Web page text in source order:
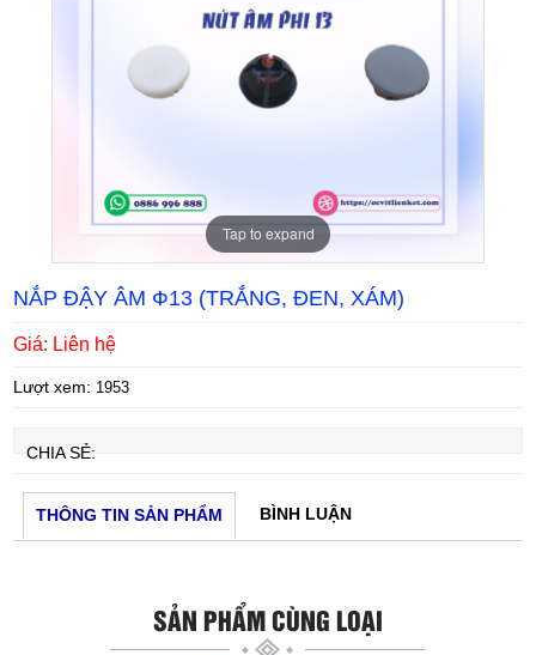
Tap to expand
NẮP ĐẬY ÂM Ф13 (TRẮNG, ĐEN, XÁM)
Giá: Liên hệ
Lượt xem: 1953
CHIA SẺ:
THÔNG TIN SẢN PHẨM BÌNH LUẬN
SẢN PHẨM CÙNG LOẠI